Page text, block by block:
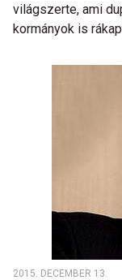
világszerte, ami
kormányok is
2015. DECEMBER 13.